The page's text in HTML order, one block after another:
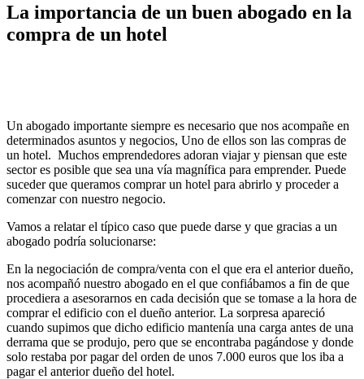
La importancia de un buen abogado en la
compra de un hotel
Un abogado importante siempre es necesario que nos acompañe en
determinados asuntos y negocios, Uno de ellos son las compras de
un hotel. Muchos emprendedores adoran viajar y piensan que este
sector es posible que sea una vía magnífica para emprender. Puede
suceder que queramos comprar un hotel para abrirlo y proceder a
comenzar con nuestro negocio.
Vamos a relatar el típico caso que puede darse y que gracias a un
abogado podría solucionarse:
En la negociación de compra/venta con el que era el anterior dueño,
nos acompañó nuestro abogado en el que confiábamos a fin de que
procediera a asesorarnos en cada decisión que se tomase a la hora de
comprar el edificio con el dueño anterior. La sorpresa apareció
cuando supimos que dicho edificio mantenía una carga antes de una
derrama que se produjo, pero que se encontraba pagándose y donde
solo restaba por pagar del orden de unos 7.000 euros que los iba a
pagar el anterior dueño del hotel.